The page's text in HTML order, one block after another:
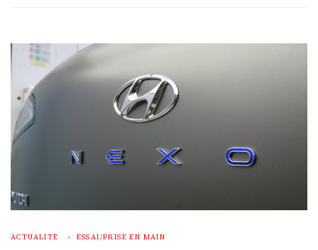
ACTUALITÉ ESSAI/PRISE EN MAIN